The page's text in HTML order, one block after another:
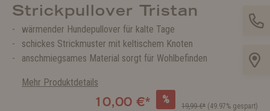
Strickpullover Tristan
wärmender Hundepullover für kalte Tage
schickes Strickmuster mit keltischem Knoten
anschmiegsames Material sorgt für Wohlbefinden
Mehr Produktdetails
10,00 €* %
19,99 €* (49.97% gespart)